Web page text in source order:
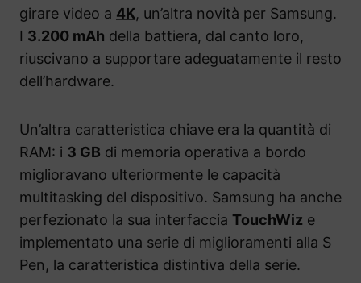
girare video a 4K, un’altra novità per Samsung.
I 3.200 mAh della battiera, dal canto loro,
riuscivano a supportare adeguatamente il resto
dell’hardware.
Un’altra caratteristica chiave era la quantità di
RAM: i 3 GB di memoria operativa a bordo
miglioravano ulteriormente le capacità
multitasking del dispositivo. Samsung ha anche
perfezionato la sua interfaccia TouchWiz e
implementato una serie di miglioramenti alla S
Pen, la caratteristica distintiva della serie.